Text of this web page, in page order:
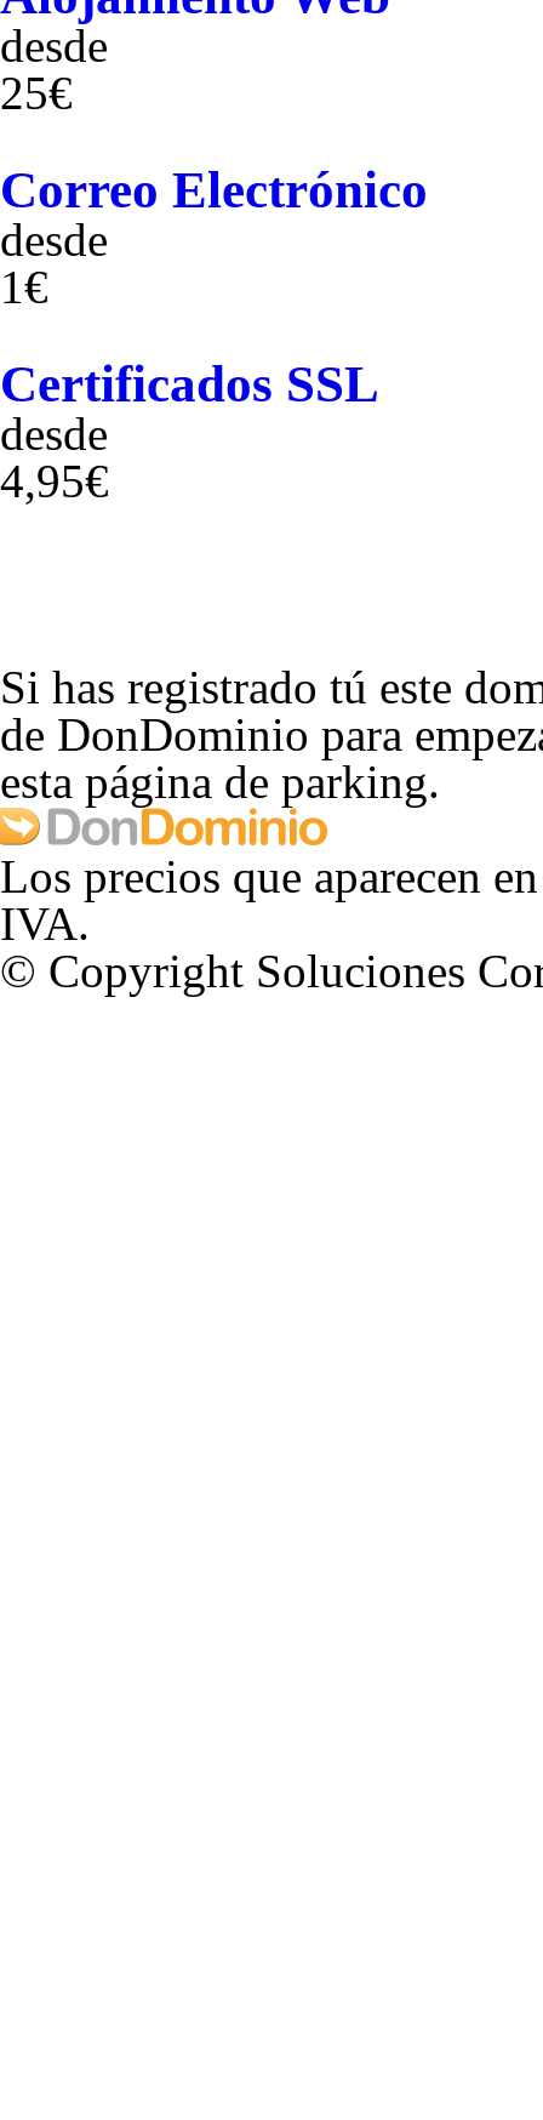
desde
25€
Correo Electrónico
desde
1€
Certificados SSL
desde
4,95€
Si has registrado tú este
de DonDominio para
esta página de parking.
Los precios que aparecen
IVA.
© Copyright Soluciones